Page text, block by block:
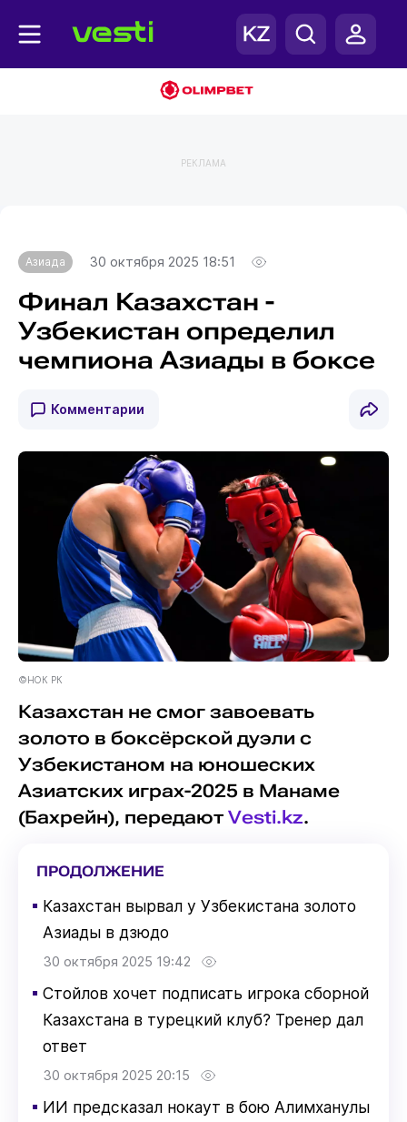
РЕКЛАМА
Азиада 30 октября 2025 18:51
Финал Казахстан -
Узбекистан определил
чемпиона Азиады в боксе
Комментарии
©НОК РК
Казахстан не смог завоевать
золото в боксёрской дуэли с
Узбекистаном на юношеских
Азиатских играх-2025 в Манаме
(Бахрейн), передают Vesti.kz.
ПРОДОЛЖЕНИЕ
▪ Казахстан вырвал у Узбекистана золото
Азиады в дзюдо
30 октября 2025 19:42
▪ Стойлов хочет подписать игрока сборной
Казахстана в турецкий клуб? Тренер дал
ответ
30 октября 2025 20:15
▪ ИИ предсказал нокаут в бою Алимханулы